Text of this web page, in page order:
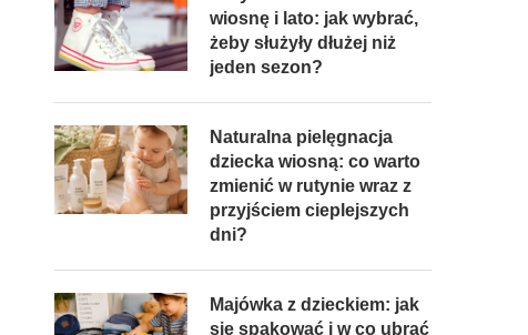
wiosnę i lato: jak wybrać,
żeby służyły dłużej niż
jeden sezon?
Naturalna pielęgnacja
dziecka wiosną: co warto
zmienić w rutynie wraz z
przyjściem cieplejszych
dni?
Majówka z dzieckiem: jak
się spakować i w co ubrać